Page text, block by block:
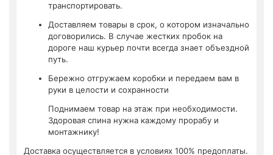
транспортировать.
Доставляем товары в срок, о котором изначально
договорились. В случае жестких пробок на
дороге наш курьер почти всегда знает объездной
путь.
Бережно отгружаем коробки и передаем вам в
руки в целости и сохранности
Поднимаем товар на этаж при необходимости.
Здоровая спина нужна каждому прорабу и
монтажнику!
Доставка осуществляется в условиях 100% предоплаты.